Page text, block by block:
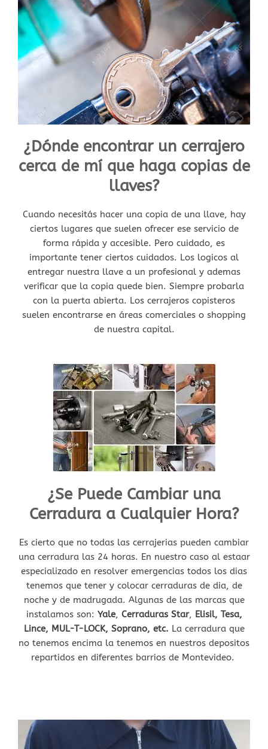
¿Dónde encontrar un cerrajero
cerca de mí que haga copias de
llaves?
Cuando necesitás hacer una copia de una llave, hay
ciertos lugares que suelen ofrecer ese servicio de
forma rápida y accesible. Pero cuidado, es
importante tener ciertos cuidados. Los logicos al
entregar nuestra llave a un profesional y ademas
verificar que la copia quede bien. Siempre probarla
con la puerta abierta. Los cerrajeros copisteros
suelen encontrarse en áreas comerciales o shopping
de nuestra capital.
¿Se Puede Cambiar una
Cerradura a Cualquier Hora?
Es cierto que no todas las cerrajerias pueden cambiar
una cerradura las 24 horas. En nuestro caso al estaar
especializado en resolver emergencias todos los dias
tenemos que tener y colocar cerraduras de dia, de
noche y de madrugada. Algunas de las marcas que
instalamos son: Yale, Cerraduras Star, Elisil, Tesa,
Lince, MUL-T-LOCK, Soprano, etc. La cerradura que
no tenemos encima la tenemos en nuestros depositos
repartidos en diferentes barrios de Montevideo.